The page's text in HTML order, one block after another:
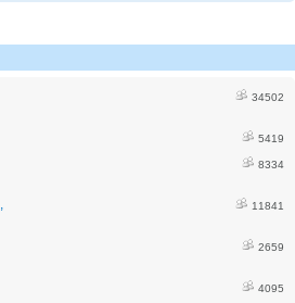
34502
5419
8334
11841
2659
4095